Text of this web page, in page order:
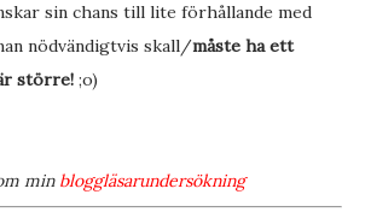
sin chans till lite förhållande med
nödvändigtvis skall/måste ha ett
större! ;o)
min bloggläsarundersökning